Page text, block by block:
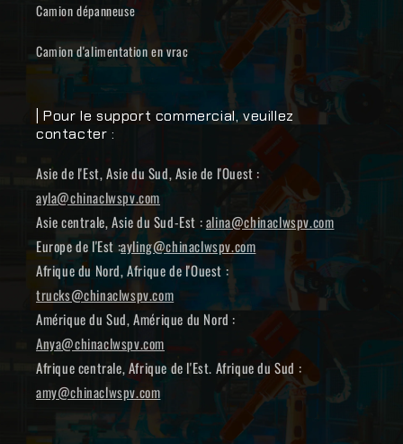
Camion dépanneuse
Camion d'alimentation en vrac
| Pour le support commercial, veuillez
contacter :
Asie de l'Est, Asie du Sud, Asie de l'Ouest :
ayla@chinaclwspv.com
Asie centrale, Asie du Sud-Est :alina@chinaclwspv.com
Europe de l'Est :ayling@chinaclwspv.com
Afrique du Nord, Afrique de l'Ouest :
trucks@chinaclwspv.com
Amérique du Sud, Amérique du Nord :
Anya@chinaclwspv.com
Afrique centrale, Afrique de l'Est. Afrique du Sud :
amy@chinaclwspv.com